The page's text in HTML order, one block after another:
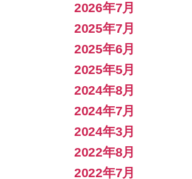
2026年7月
2025年7月
2025年6月
2025年5月
2024年8月
2024年7月
2024年3月
2022年8月
2022年7月